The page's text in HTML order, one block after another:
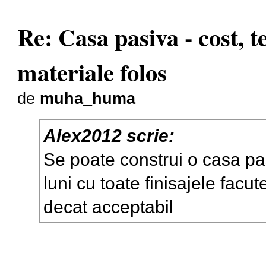
Re: Casa pasiva - cost,
materiale folos
de muha_huma
Alex2012 scrie:
Se poate construi o casa
luni cu toate finisajele
decat acceptabil